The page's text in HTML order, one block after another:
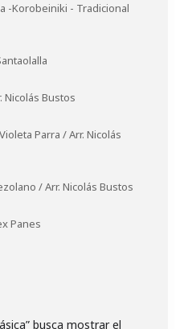
-Korobeiniki - Tradicional
Nicolás Bustos
Parra / Arr. Nicolás
/ Arr. Nicolás Bustos
Panes
busca mostrar el